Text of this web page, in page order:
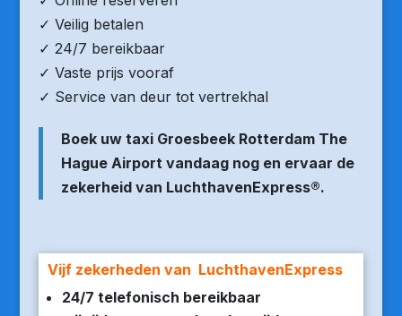
✓ Veilig betalen
✓ 24/7 bereikbaar
✓ Vaste prijs vooraf
✓ Service van deur tot vertrekhal
Boek uw taxi Groesbeek Rotterdam The
Hague Airport vandaag nog en ervaar de
zekerheid van LuchthavenExpress®.
Vijf zekerheden van LuchthavenExpress
24/7 telefonisch bereikbaar